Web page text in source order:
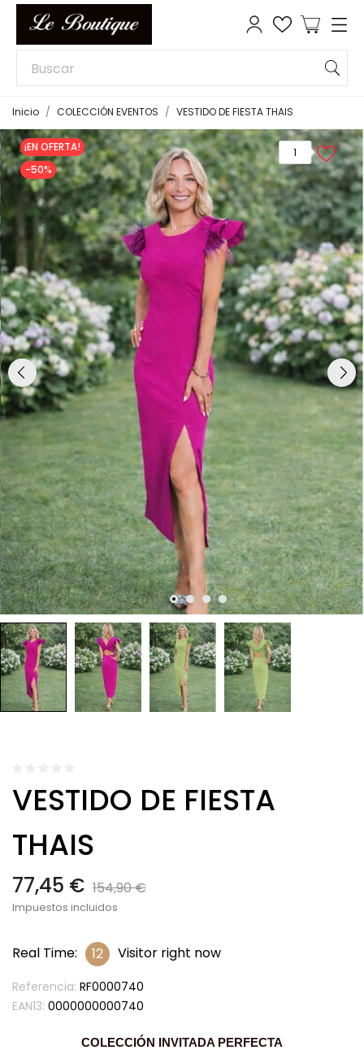
Inicio COLECCIÓN EVENTOS VESTIDO DE FIESTA THAIS
¡EN OFERTA!
-50%
1
VESTIDO DE FIESTA
THAIS
77,45 € 154,90 €
Impuestos incluidos
Real Time: 10 Visitor right now
Referencia: RF0000740
EAN13: 0000000000740
COLECCIÓN INVITADA PERFECTA